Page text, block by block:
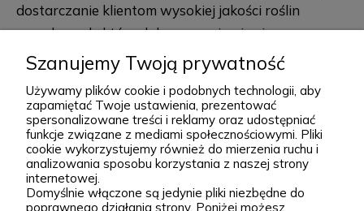
dostarczanie klientom wysokiej jakości roślin
ogrodowych, które dobrze przyjmują się po
posadzeniu i przez lata zdobią przydomowe
rabaty, skalniaki, ogrody naturalistyczne oraz
większe kompozycje krajobrazowe. Za Zieloną Parą
stoją Wiktor i Klaudia, którzy z dużą starannością
dobierają każdą odmianę dostępną w naszej
ofercie. W sprzedaży znajdziesz zarówno
sprawdzone, klasyczne gatunki, jak i ciekawsze,
rozwiń więcej
Podgórna 9, 97-565 Brudzice
+48 793 037 145
kontakt@zielonapara.pl
Szanujemy Twoją prywatność
Używamy plików cookie i podobnych technologii, aby
zapamiętać Twoje ustawienia, prezentować
spersonalizowane treści i reklamy oraz udostępniać
funkcje związane z mediami społecznościowymi. Pliki
cookie wykorzystujemy również do mierzenia ruchu i
analizowania sposobu korzystania z naszej strony
internetowej.
Domyślnie włączone są jedynie pliki niezbędne do
poprawnego działania strony. Poniżej możesz